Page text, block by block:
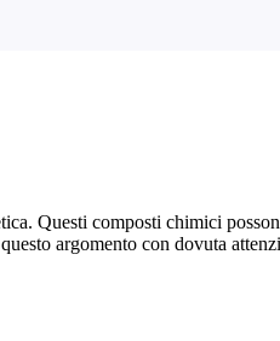
Questi composti chimici
argomento con dovuta